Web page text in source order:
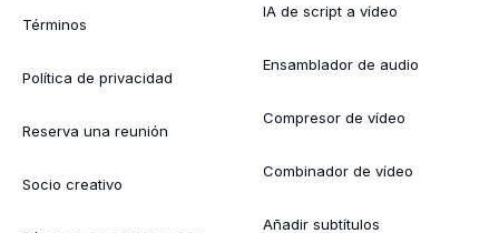
Términos
Política de privacidad
Reserva una reunión
Socio creativo
IA de script a vídeo
Ensamblador de audio
Compresor de vídeo
Combinador de vídeo
Añadir subtítulos